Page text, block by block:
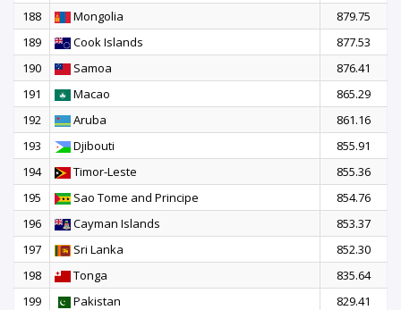
188
Mongolia
879.75
189
Cook Islands
877.53
190
Samoa
876.41
191
Macao
865.29
192
Aruba
861.16
193
Djibouti
855.91
194
Timor-Leste
855.36
195
Sao Tome and Principe
854.76
196
Cayman Islands
853.37
197
Sri Lanka
852.30
198
Tonga
835.64
199
Pakistan
829.41